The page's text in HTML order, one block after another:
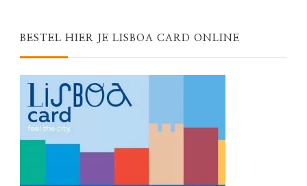
BESTEL HIER JE LISBOA CARD ONLINE